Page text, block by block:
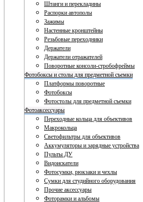
Штанги и перекладины
Распорки автополы
Зажимы
Настенные кронштейны
Резьбовые переходники
Держатели
Держатели отражателей
Поворотные консоли-стробофреймы
Фотобоксы и столы для предметной съемки
Платформы поворотные
Фотобоксы
Фотостолы для предметной съемки
Фотоаксессуары
Переходные кольца для объективов
Макрокольца
Светофильтры для объективов
Аккумуляторы и зарядные устройства
Пульты ДУ
Видоискатели
Фотосумки, рюкзаки и чехлы
Сумки для студийного оборудования
Прочие аксессуары
Фоторамки и альбомы